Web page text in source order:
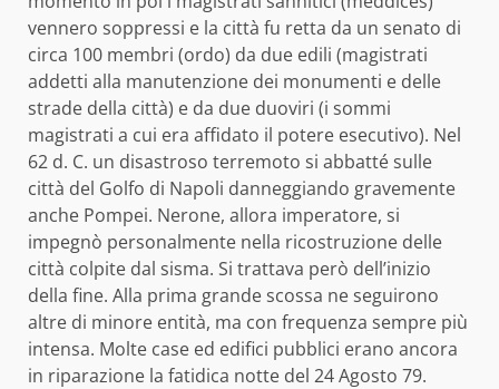
vennero soppressi e la città fu retta da un senato di
circa 100 membri (ordo) da due edili (magistrati
addetti alla manutenzione dei monumenti e delle
strade della città) e da due duoviri (i sommi
magistrati a cui era affidato il potere esecutivo). Nel
62 d. C. un disastroso terremoto si abbatté sulle
città del Golfo di Napoli danneggiando gravemente
anche Pompei. Nerone, allora imperatore, si
impegnò personalmente nella ricostruzione delle
città colpite dal sisma. Si trattava però dell’inizio
della fine. Alla prima grande scossa ne seguirono
altre di minore entità, ma con frequenza sempre più
intensa. Molte case ed edifici pubblici erano ancora
in riparazione la fatidica notte del 24 Agosto 79.